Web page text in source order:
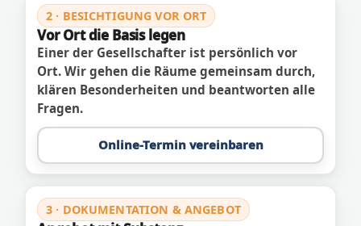
2 · BESICHTIGUNG VOR ORT
Vor Ort die Basis legen
Einer der Gesellschafter ist persönlich vor
Ort. Wir gehen die Räume gemeinsam durch,
klären Besonderheiten und beantworten alle
Fragen.
Online-Termin vereinbaren
3 · DOKUMENTATION & ANGEBOT